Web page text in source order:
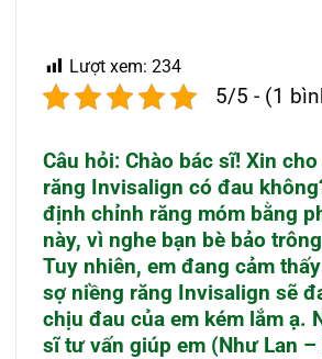
Lượt xem: 234
5/5 - (1
Câu hỏi: Chào bác sĩ! Xin
răng Invisalign có đau
định chỉnh răng móm bằng
này, vì nghe bạn bè bảo
Tuy nhiên, em đang cảm
sợ niềng răng Invisalign sẽ
chịu đau của em kém lắm ạ.
sĩ tư vấn giúp em (Như Lan –